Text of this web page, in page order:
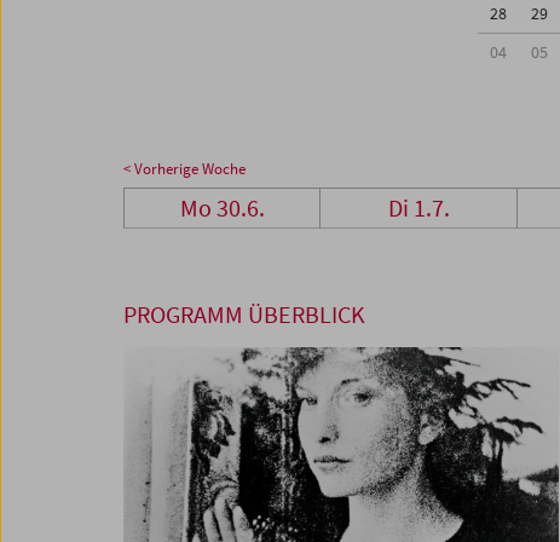
28
29
04
05
< Vorherige Woche
Mo 30.6. Di 1.7.
PROGRAMM ÜBERBLICK